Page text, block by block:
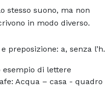
stesso suono, ma non
in modo diverso.
preposizione: a, senza l’h.
di lettere
Acqua – casa - quadro